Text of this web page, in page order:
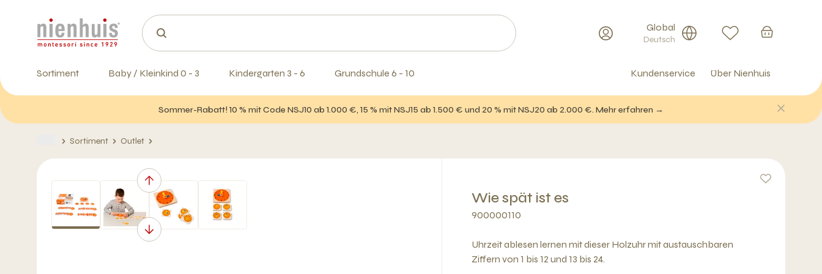
Global
Deutsch
Sortiment Baby / Kleinkind 0 - 3 Kindergarten 3 - 6 Grundschule 6 - 10 Kundenservice Über Nienhuis
Sommer-Rabatt! 10 % mit Code NSJ10 ab 1.000 €, 15 % mit NSJ15 ab 1.500 € und 20 % mit NSJ20 ab 2.000 €. Mehr erfahren →
Sortiment Outlet
Wie spät ist es
900000110
Uhrzeit ablesen lernen mit dieser Holzuhr mit austauschbaren
Ziffern von 1 bis 12 und 13 bis 24.